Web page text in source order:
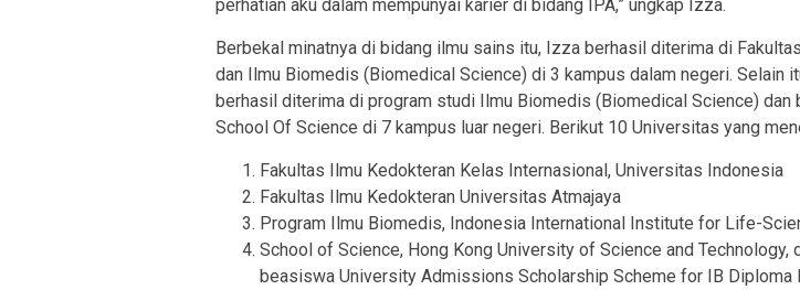
perhatian aku dalam mempunyai karier di bidang IPA,” ungkap Izza.
Berbekal minatnya di bidang ilmu sains itu, Izza berhasil diterima di
dan Ilmu Biomedis (Biomedical Science) di 3 kampus dalam negeri. Selain
berhasil diterima di program studi Ilmu Biomedis (Biomedical Science) dan
School Of Science di 7 kampus luar negeri. Berikut 10 Universitas yang
Fakultas Ilmu Kedokteran Kelas Internasional, Universitas Indonesia
Fakultas Ilmu Kedokteran Universitas Atmajaya
Program Ilmu Biomedis, Indonesia International Institute for Life-
School of Science, Hong Kong University of Science and Technology,
beasiswa University Admissions Scholarship Scheme for IB Diploma